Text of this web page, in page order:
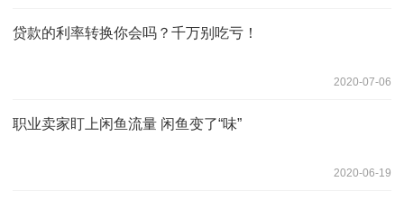
贷款的利率转换你会吗？千万别吃亏！
2020-07-06
职业卖家盯上闲鱼流量 闲鱼变了“味”
2020-06-19